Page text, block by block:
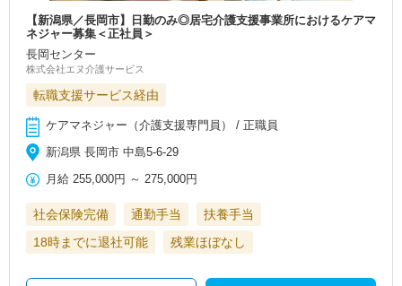
【新潟県／長岡市】日勤のみ◎居宅介護支援事業所におけるケアマ
ネジャー募集＜正社員＞
長岡センター
株式会社エヌ介護サービス
転職支援サービス経由
ケアマネジャー（介護支援専門員） / 正職員
新潟県 長岡市 中島5-6-29
月給 255,000円 ～ 275,000円
社会保険完備 通勤手当
扶養手当
18時までに退社可能
残業ほぼなし